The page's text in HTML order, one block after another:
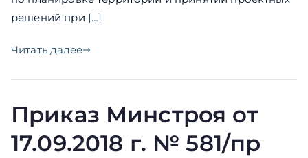
решений при […]
Читать далее
Приказ Минстроя от
17.09.2018 г. № 581/пр